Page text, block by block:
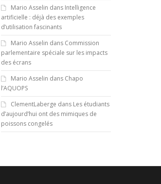
Mario Asselin dans Intelligence
artificielle : déjà des exemples
d’utilisation fascinants
Mario Asselin dans Commission
parlementaire spéciale sur les impacts
des écrans
Mario Asselin dans Chapo
l’AQUOPS
ClementLaberge dans Les étudiants
d’aujourd’hui ont des mimiques de
poissons congelés